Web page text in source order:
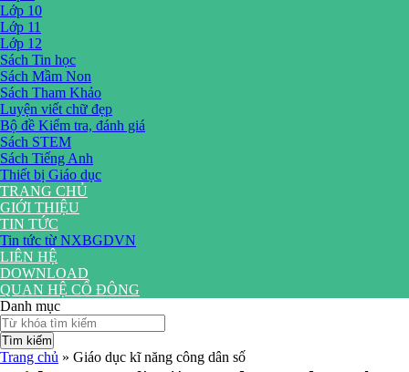
Lớp 10
Lớp 11
Lớp 12
Sách Tin học
Sách Mầm Non
Sách Tham Khảo
Luyện viết chữ đẹp
Bộ đề Kiểm tra, đánh giá
Sách STEM
Sách Tiếng Anh
Thiết bị Giáo dục
TRANG CHỦ
GIỚI THIỆU
TIN TỨC
Tin tức từ NXBGDVN
LIÊN HỆ
DOWNLOAD
QUAN HỆ CỔ ĐÔNG
Danh mục
Tìm kiếm
Trang chủ » Giáo dục kĩ năng công dân số